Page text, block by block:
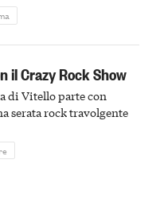
il Crazy Rock Show
di Vitello parte con
serata rock travolgente